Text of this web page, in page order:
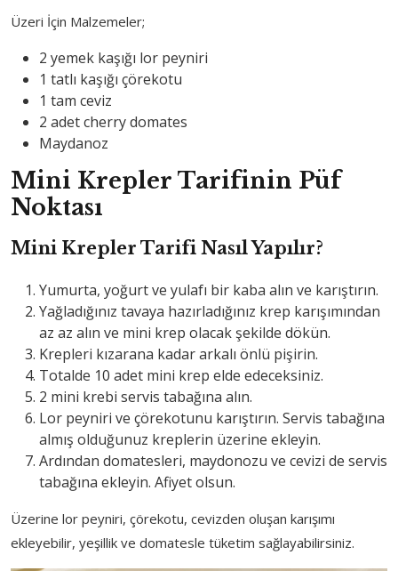
Üzeri İçin Malzemeler;
2 yemek kaşığı lor peyniri
1 tatlı kaşığı çörekotu
1 tam ceviz
2 adet cherry domates
Maydanoz
Mini Krepler Tarifinin Püf
Noktası
Mini Krepler Tarifi Nasıl Yapılır?
Yumurta, yoğurt ve yulafı bir kaba alın ve karıştırın.
Yağladığınız tavaya hazırladığınız krep karışımından
az az alın ve mini krep olacak şekilde dökün.
Krepleri kızarana kadar arkalı önlü pişirin.
Totalde 10 adet mini krep elde edeceksiniz.
2 mini krebi servis tabağına alın.
Lor peyniri ve çörekotunu karıştırın. Servis tabağına
almış olduğunuz kreplerin üzerine ekleyin.
Ardından domatesleri, maydonozu ve cevizi de servis
tabağına ekleyin. Afiyet olsun.
Üzerine lor peyniri, çörekotu, cevizden oluşan karışımı
ekleyebilir, yeşillik ve domatesle tüketim sağlayabilirsiniz.